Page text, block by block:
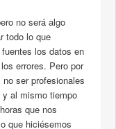
no será algo
todo lo que
los datos en
errores. Pero por
ser profesionales
al mismo tiempo
que nos
que hiciésemos